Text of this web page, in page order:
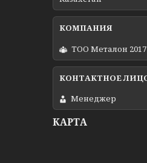
ТОО Металон 2017
Менеджер
КАРТА